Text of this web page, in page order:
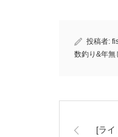
投稿者:
数釣り&年無
[ライ